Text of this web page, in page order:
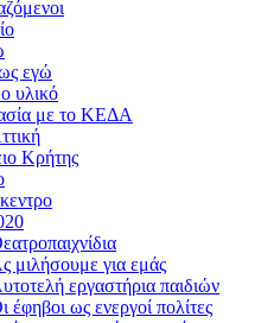
εγώ
υλικό
με το ΚΕΔΑ
Κρήτης
μιλήσουμε για εμάς
εργαστήρια παιδιών
έφηβοι ως ενεργοί πολίτες